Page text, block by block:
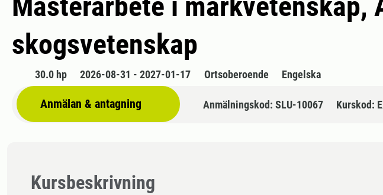
skogsvetenskap
30.0 hp 2026-08-31 - 2027-01-17 Ortsoberoende Engelska
Anmälan & antagning Anmälningskod: SLU-10067 Kurskod:
Kursbeskrivning